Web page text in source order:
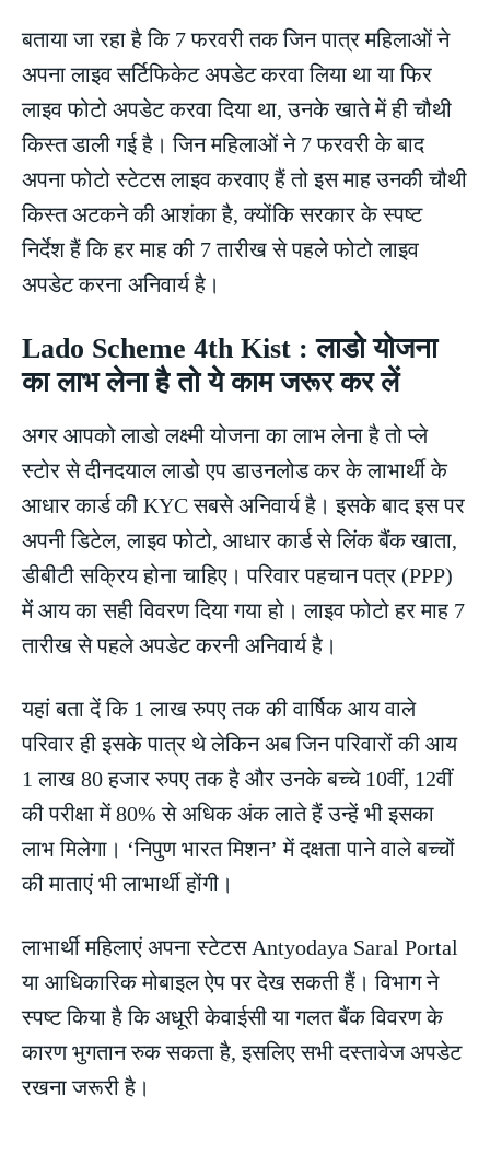
बताया जा रहा है कि 7 फरवरी तक जिन पात्र महिलाओं ने
अपना लाइव सर्टिफिकेट अपडेट करवा लिया था या फिर
लाइव फोटो अपडेट करवा दिया था, उनके खाते में ही चौथी
किस्त डाली गई है। जिन महिलाओं ने 7 फरवरी के बाद
अपना फोटो स्टेटस लाइव करवाए हैं तो इस माह उनकी चौथी
किस्त अटकने की आशंका है, क्योंकि सरकार के स्पष्ट
निर्देश हैं कि हर माह की 7 तारीख से पहले फोटो लाइव
अपडेट करना अनिवार्य है।
Lado Scheme 4th Kist : लाडो योजना
का लाभ लेना है तो ये काम जरूर कर लें
अगर आपको लाडो लक्ष्मी योजना का लाभ लेना है तो प्ले
स्टोर से दीनदयाल लाडो एप डाउनलोड कर के लाभार्थी के
आधार कार्ड की KYC सबसे अनिवार्य है। इसके बाद इस पर
अपनी डिटेल, लाइव फोटो, आधार कार्ड से लिंक बैंक खाता,
डीबीटी सक्रिय होना चाहिए। परिवार पहचान पत्र (PPP)
में आय का सही विवरण दिया गया हो। लाइव फोटो हर माह 7
तारीख से पहले अपडेट करनी अनिवार्य है।
यहां बता दें कि 1 लाख रुपए तक की वार्षिक आय वाले
परिवार ही इसके पात्र थे लेकिन अब जिन परिवारों की आय
1 लाख 80 हजार रुपए तक है और उनके बच्चे 10वीं, 12वीं
की परीक्षा में 80% से अधिक अंक लाते हैं उन्हें भी इसका
लाभ मिलेगा। ‘निपुण भारत मिशन’ में दक्षता पाने वाले बच्चों
की माताएं भी लाभार्थी होंगी।
लाभार्थी महिलाएं अपना स्टेटस Antyodaya Saral Portal
या आधिकारिक मोबाइल ऐप पर देख सकती हैं। विभाग ने
स्पष्ट किया है कि अधूरी केवाईसी या गलत बैंक विवरण के
कारण भुगतान रुक सकता है, इसलिए सभी दस्तावेज अपडेट
रखना जरूरी है।